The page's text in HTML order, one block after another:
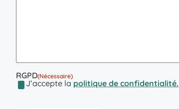
RGPD(Nécessaire)
J’accepte la politique de confidentialité.